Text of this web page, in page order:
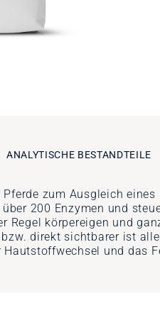
ANALYTISCHE BESTANDTEILE
zum Ausgleich
200 Enzymen und
Regel körpereigen und
direkt sichtbarer ist
und das